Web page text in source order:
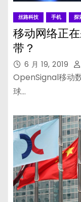
丝路科技 手机 探
移动网络正
带？
6 月 19, 2019
OpenSignal移动
球…